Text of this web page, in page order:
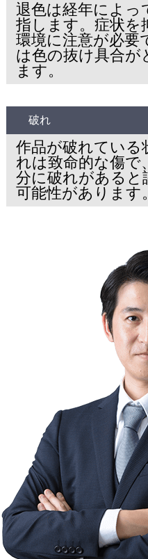
退色は経年によっ
指します。症状を
環境に注意が必要
は色の抜け具合が
ます。
破れ
作品が破れている
れは致命的な傷で
分に破れがあると
可能性があります。